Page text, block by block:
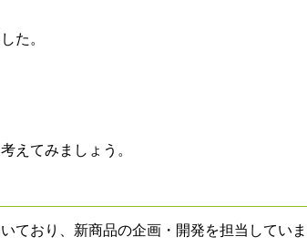
た。
えてみましょう。
ており、新商品の企画・開発を担当していま